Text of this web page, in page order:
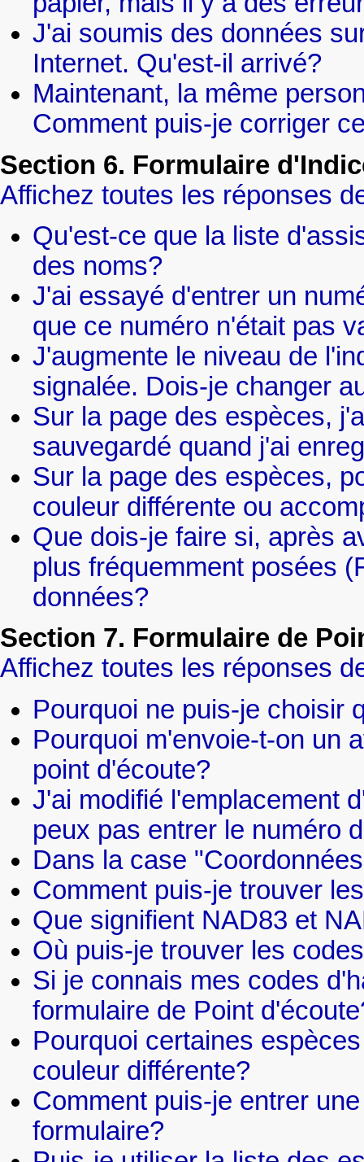
J'ai soumis des données
Internet. Qu'est-il arrivé?
Maintenant, la même
Comment puis-je corriger
Section 6. Formulaire
Affichez toutes les réponses
Qu'est-ce que la liste
des noms?
J'ai essayé d'entrer un
que ce numéro n'était pas
J'augmente le niveau de
signalée. Dois-je changer
Sur la page des espèces,
sauvegardé quand j'ai
Sur la page des espèces,
couleur différente ou
Que dois-je faire si, après
plus fréquemment posées
données?
Section 7. Formulaire de
Affichez toutes les réponses
Pourquoi ne puis-je choisir
Pourquoi m'envoie-t-on un
point d'écoute?
J'ai modifié l'emplacement
peux pas entrer le numéro
Dans la case
Comment puis-je trouver
Que signifient NAD83 et
Où puis-je trouver les
Si je connais mes codes
formulaire de Point
Pourquoi certaines
couleur différente?
Comment puis-je entrer
formulaire?